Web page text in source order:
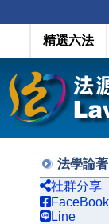
精選六法
法學論著
社群分享
FaceBook
Line